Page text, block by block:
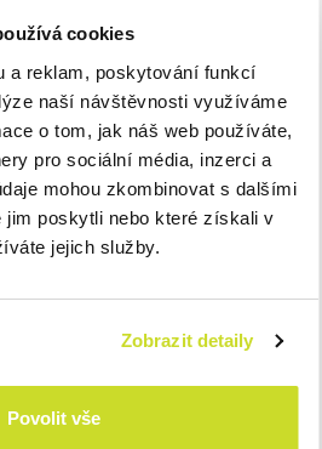
cookies
a reklam, poskytování funkcí
naší návštěvnosti využíváme
o tom, jak náš web používáte,
pro sociální média, inzerci a
mohou zkombinovat s dalšími
jim poskytli nebo které získali v
jejich služby.
Zobrazit detaily
Povolit vše
přiznání a splatnost daně z plynu,
listopad 2023
daně z lihu za říjen 2023
přiznání ke spotřební dani za
uplatnění nároku na vrácení
topných olejů a ostatních
2023
listopad 2023
KALENDÁŘ NA MĚSÍC PROSINEC